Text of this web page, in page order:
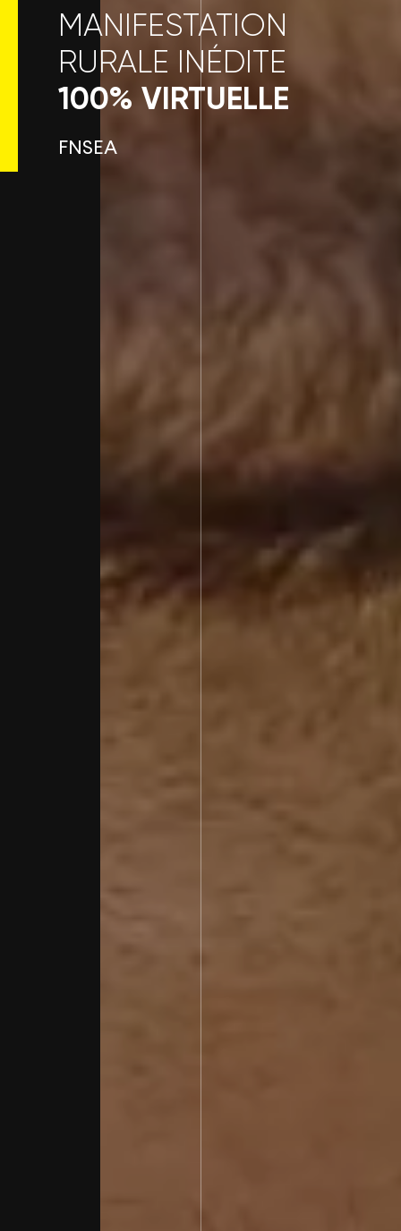
MANIFESTATION
RURALE INÉDITE
100% VIRTUELLE
FNSEA